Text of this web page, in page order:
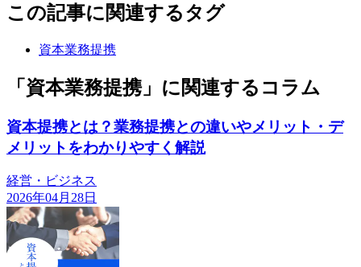
この記事に関連するタグ
資本業務提携
「資本業務提携」に関連するコラム
資本提携とは？業務提携との違いやメリット・デ
メリットをわかりやすく解説
経営・ビジネス
2026年04月28日